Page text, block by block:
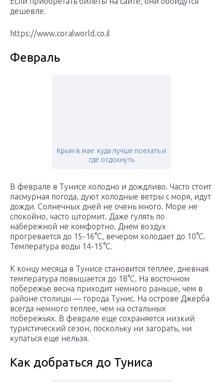
дешевле.
https://www.coralworld.co.il
Февраль
Крым в мае: куда лучше поехать и
где отдохнуть
В феврале в Тунисе холодно и дождливо. Часто стоит
пасмурная погода, дуют холодные ветры с моря, идут
дожди. Солнечных дней не очень много. Море не
спокойно, часто штормит. Даже гулять по
набережной не комфортно. Днем воздух
прогревается до 15-16°С, вечером холодает до 10°С.
Температура воды 14-15°С.
К концу месяца в Тунисе становится теплее, дневная
температура повышается до 18°С. На восточном
побережье весна приходит немного раньше, чем в
районе столицы — города Тунис. На острове Джерба
всегда немного теплее, чем на остальных
побережьях. В феврале еще сохраняется низкий
туристический сезон, поскольку ни загорать, ни
купаться еще нельзя.
Как добраться до Туниса